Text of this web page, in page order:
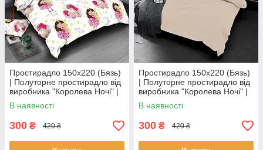
Простирадло 150х220 (Бязь)
| Полуторне простирадло від
виробника "Королева Ночі" |
Єдиноріг та принцеса
В наявності
300 ₴ 420 ₴
Простирадло 150х220 (Бязь)
| Полуторне простирадло від
виробника "Королева Ночі" |
Однотонний бежевий
В наявності
300 ₴ 420 ₴